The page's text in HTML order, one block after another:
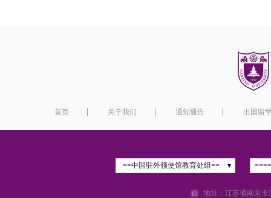
首页 关于我们 通知通告 出国留
==中国驻外领使馆教育处组==
地址：江苏省南京市